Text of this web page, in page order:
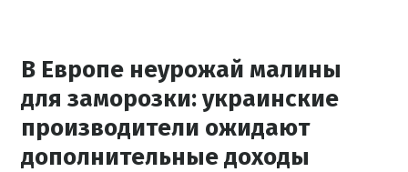
В Европе неурожай малины
для заморозки: украинские
производители ожидают
дополнительные доходы